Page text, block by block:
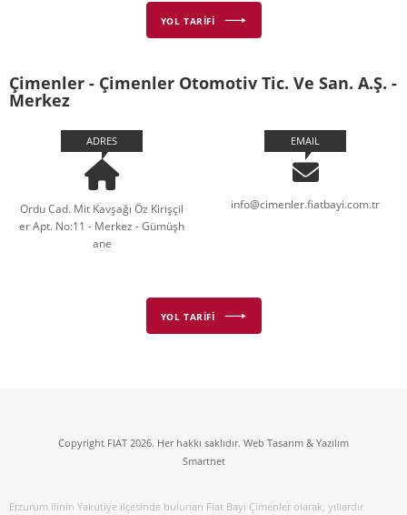
YOL TARİFİ
Çimenler - Çimenler Otomotiv Tic. Ve San. A.Ş. -
Merkez
ADRES
Ordu Cad. Mit Kavşağı Öz Kirişçil
er Apt. No:11 - Merkez - Gümüşh
ane
EMAIL
info@cimenler.fiatbayi.com.tr
YOL TARİFİ
Copyright FIAT 2026. Her hakkı saklıdır. Web Tasarım & Yazılım
Smartnet
Erzurum ilinin Yakutiye ilçesinde bulunan Fiat Bayi Çimenler olarak, yıllardır